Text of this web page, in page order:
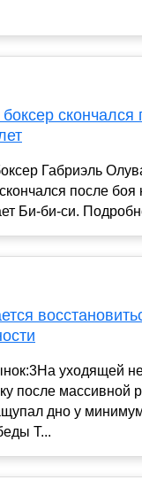
скончался
Габриэль
после боя
Би‑би‑си.
уходящей
после массивной
дно у
Т...